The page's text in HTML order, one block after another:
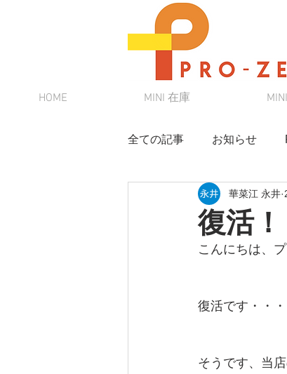
HOME MINI 在庫
全ての記事 お知らせ
スタッフブログ
MINI初心者向けシリーズ
復活
華菜江 永井
こんにちは、
復活です・・・
そうです、当